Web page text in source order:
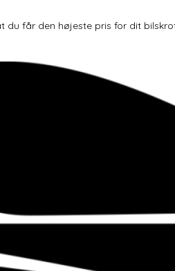
får den højeste pris for dit